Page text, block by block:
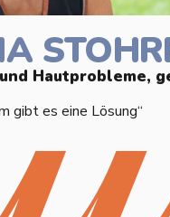
Hautprobleme,
gibt es eine Lösung“